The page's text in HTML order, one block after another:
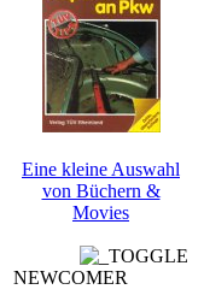
Eine kleine Auswahl
von Büchern &
Movies
NEWCOMER